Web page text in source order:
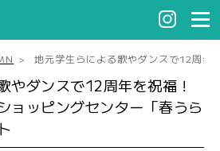
地元学生らによる歌やダンスで12周年
やダンスで12周年を祝福！
ョッピングセンター「春うら